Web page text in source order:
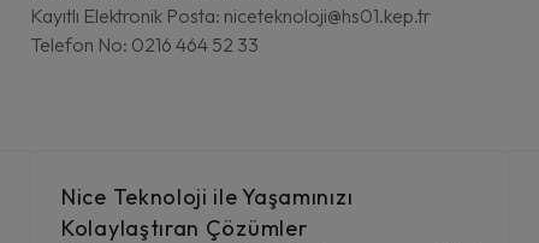
Kayıtlı Elektronik Posta: niceteknoloji@hs01.kep.tr
Telefon No: 0216 464 52 33
Nice Teknoloji ile Yaşamınızı
Kolaylaştıran Çözümler